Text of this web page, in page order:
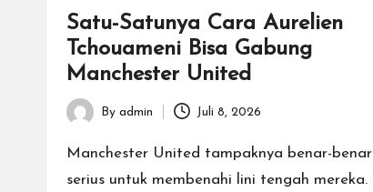
Satu-Satunya Cara Aurelien
Tchouameni Bisa Gabung
Manchester United
Posted
by
By admin Juli 8, 2026
Manchester United tampaknya benar-benar
serius untuk membenahi lini tengah mereka.